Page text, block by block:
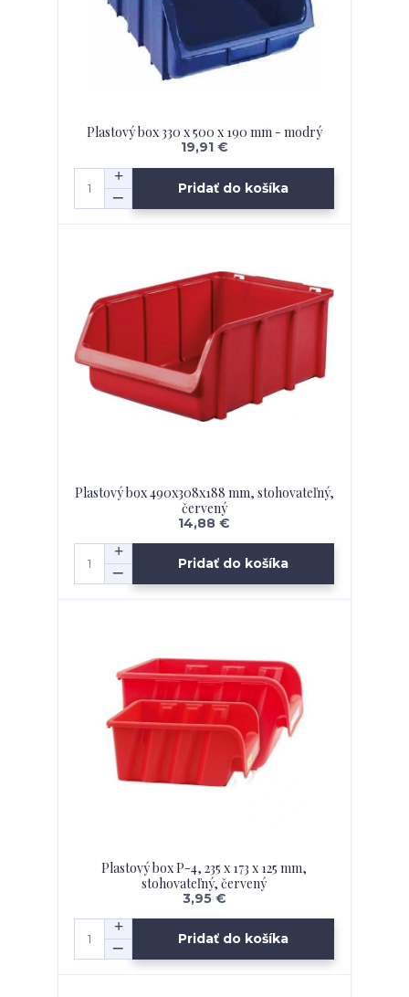
Plastový box 330 x 500 x 190 mm - modrý
19,91 €
Pridať do košíka
Plastový box 490x308x188 mm, stohovateľný,
červený
14,88 €
Pridať do košíka
Plastový box P-4, 235 x 173 x 125 mm,
stohovateľný, červený
3,95 €
Pridať do košíka